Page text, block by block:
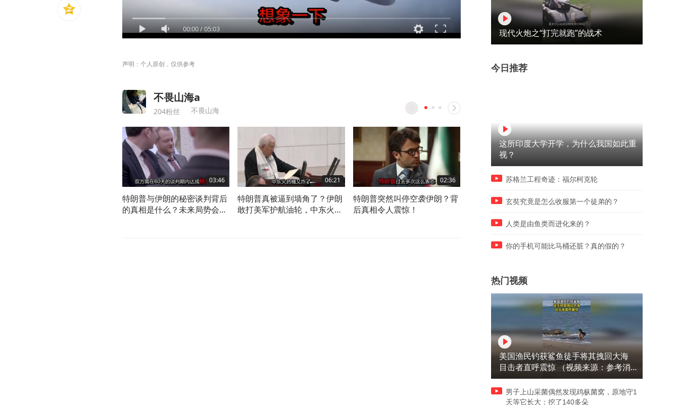
00:00/05:03
声明：个人原创，仅供参考
不畏山海a
204粉丝 不畏山海
03:46
特朗普与伊朗的秘密谈判背后
的真相是什么？未来局势会如
06:21
特朗普真被逼到墙角了？伊朗
敢打美军护航油轮，中东火药
02:36
特朗普突然叫停空袭伊朗？背
后真相令人震惊！
02:11
狄龙签约火箭自讨百万季后赛
电影《八仙！》上映17天，
现代火炮之“打完就跑”的战术
今日推荐
这所印度大学开学，为什么我国如此重
视？
苏格兰工程奇迹：福尔柯克轮
玄奘究竟是怎么收服第一个徒弟的？
人类是由鱼类而进化来的？
你的手机可能比马桶还脏？真的假的？
热门视频
美国渔民钓获鲨鱼徒手将其拽回大海
目击者直呼震惊 （视频来源：参考消
息）
男子上山采菌偶然发现鸡枞菌窝，原地守1
天等它长大：挖了140多朵